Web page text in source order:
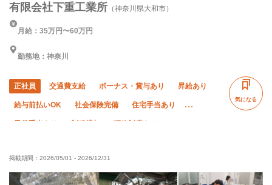
有限会社下重工業所 （神奈川県大和市）
月給：35万円〜60万円
勤務地：神奈川
正社員 交通費支給 ボーナス・賞与あり 昇給あり
給与前払いOK 社会保険完備 住宅手当あり
子供手当あり 制服貸与 研修制度あり
禁煙・分煙 未経験OK
直帰・直行OK 車・バイク通勤OK 転勤なし
気になる
掲載期間： 2026/05/01 - 2026/12/31